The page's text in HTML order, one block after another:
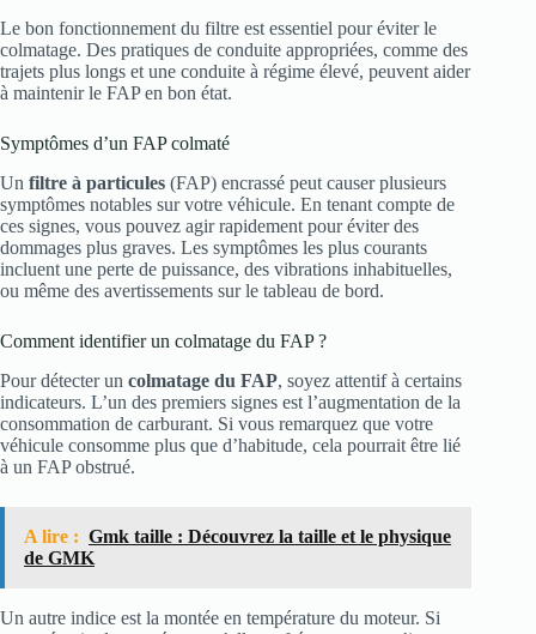
Le bon fonctionnement du filtre est essentiel pour éviter le
colmatage. Des pratiques de conduite appropriées, comme des
trajets plus longs et une conduite à régime élevé, peuvent aider
à maintenir le FAP en bon état.
Symptômes d’un FAP colmaté
Un filtre à particules (FAP) encrassé peut causer plusieurs
symptômes notables sur votre véhicule. En tenant compte de
ces signes, vous pouvez agir rapidement pour éviter des
dommages plus graves. Les symptômes les plus courants
incluent une perte de puissance, des vibrations inhabituelles,
ou même des avertissements sur le tableau de bord.
Comment identifier un colmatage du FAP ?
Pour détecter un colmatage du FAP, soyez attentif à certains
indicateurs. L’un des premiers signes est l’augmentation de la
consommation de carburant. Si vous remarquez que votre
véhicule consomme plus que d’habitude, cela pourrait être lié
à un FAP obstrué.
A lire : Gmk taille : Découvrez la taille et le physique
de GMK
Un autre indice est la montée en température du moteur. Si